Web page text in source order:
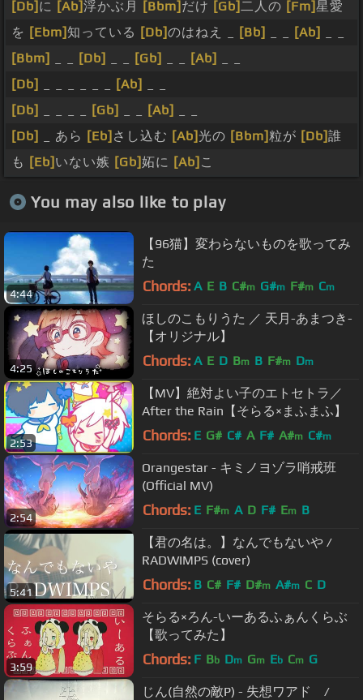
[Db] に [Ab]浮かぶ月 [Bbm] だけ [Gb]二人の [Fm]星愛
を [Ebm] 知っている [Db]のはねえ _ [Bb] [Ab]
[Bbm]
[Db] [Gb] [Ab]
[Db]
[Ab]
[Db]
[Gb] [Ab]
[Db]
_ あら [Eb] さし込む [Ab]光の [Bbm]粒が [Db]誰
も [Eb] いない嫉 [Gb]妬に [Ab] こ
You may also like to play
4:44
【96猫】変わらないものを歌ってみ
た
Chords: A E B C#m G#m F#m Cm
4:25
ほしのこもりうた ／ 天月-あまつき-
【オリジナル】
Chords: A E D Bm B F#m Dm
2:53
【MV】絶対よい子のエトセトラ／
After the Rain【そらる×まふまふ】
Chords: E G# C# A F# A#m C#m
2:54
Orangestar - キミノヨゾラ哨戒班
(Official MV)
Chords: E F#m A D F# Em B
5:41
【君の名は。】なんでもないや /
RADWIMPS (cover)
Chords: B C# F# D#m A#m C D
3:59
そらる×ろん-いーあるふぁんくらぶ
【歌ってみた】
Chords: F Bb Dm Gm Eb Cm G
じん(自然の敵P) - 失想ワアド /